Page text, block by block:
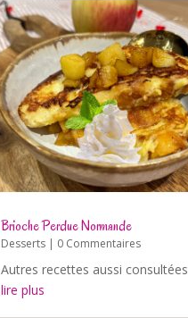
Brioche Perdue Normande
Desserts| 0 Commentaires
Autres recettes aussi consultées
lire plus